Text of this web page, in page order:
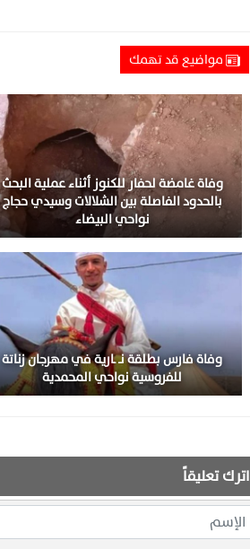
مواضيع قد تهمك
وفاة غامضة لحفار للكنوز أثناء عملية البحث
بالحدود الفاصلة بين الشلالات وسيدي حجاج
نواحي البيضاء
وفاة فارس بطلقة نـ ـارية في مهرجان زناتة
للفروسية نواحي المحمدية
اترك تعليقاً